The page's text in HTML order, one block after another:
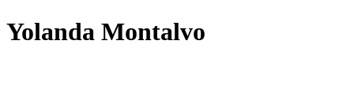
Yolanda Montalvo